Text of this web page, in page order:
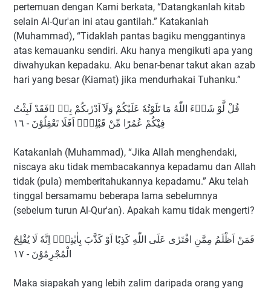
pertemuan dengan Kami berkata, “Datangkanlah kitab
selain Al-Qur'an ini atau gantilah.” Katakanlah
(Muhammad), “Tidaklah pantas bagiku menggantinya
atas kemauanku sendiri. Aku hanya mengikuti apa yang
diwahyukan kepadaku. Aku benar-benar takut akan azab
hari yang besar (Kiamat) jika mendurhakai Tuhanku.”
قُلْ لَّوْ شَاۤءَ اللّٰهُ مَا تَلَوْتُهٗ عَلَيْكُمْ وَلَآ اَدْرٰىكُمْ بِهٖ ۖفَقَدْ لَبِثْتُ
فِيْكُمْ عُمُرًا مِّنْ قَبْلِهٖۗ اَفَلَا تَعْقِلُوْنَ - ١٦
Katakanlah (Muhammad), “Jika Allah menghendaki,
niscaya aku tidak membacakannya kepadamu dan Allah
tidak (pula) memberitahukannya kepadamu.” Aku telah
tinggal bersamamu beberapa lama sebelumnya
(sebelum turun Al-Qur'an). Apakah kamu tidak mengerti?
فَمَنْ اَظْلَمُ مِمَّنِ افْتَرٰى عَلَى اللّٰهِ كَذِبًا اَوْ كَذَّبَ بِاٰيٰتِهٖۗ اِنَّهٗ لَا يُفْلِحُ
الْمُجْرِمُوْنَ - ١٧
Maka siapakah yang lebih zalim daripada orang yang